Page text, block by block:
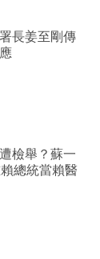
長姜至剛傳
檢舉？蘇一
總統當賴醫